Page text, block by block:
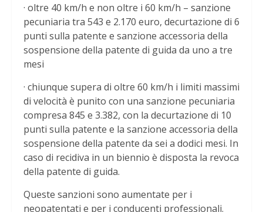
· oltre 40 km/h e non oltre i 60 km/h – sanzione
pecuniaria tra 543 e 2.170 euro, decurtazione di 6
punti sulla patente e sanzione accessoria della
sospensione della patente di guida da uno a tre
mesi
· chiunque supera di oltre 60 km/h i limiti massimi
di velocità è punito con una sanzione pecuniaria
compresa 845 e 3.382, con la decurtazione di 10
punti sulla patente e la sanzione accessoria della
sospensione della patente da sei a dodici mesi. In
caso di recidiva in un biennio è disposta la revoca
della patente di guida.
Queste sanzioni sono aumentate per i
neopatentati e per i conducenti professionali.